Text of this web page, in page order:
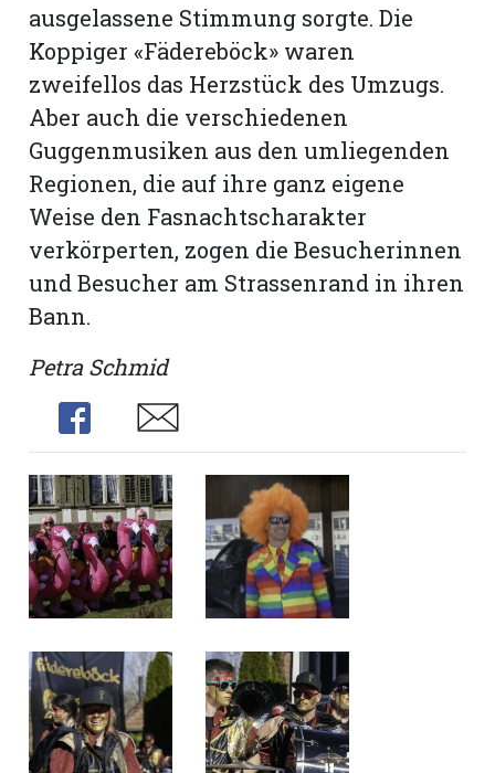
ausgelassene Stimmung sorgte. Die
Koppiger «Fädereböck» waren
zweifellos das Herzstück des Umzugs.
Aber auch die verschiedenen
Guggenmusiken aus den umliegenden
Regionen, die auf ihre ganz eigene
Weise den Fasnachtscharakter
verkörperten, zogen die Besucherinnen
und Besucher am Strassenrand in ihren
Bann.
Petra Schmid
Share
Share